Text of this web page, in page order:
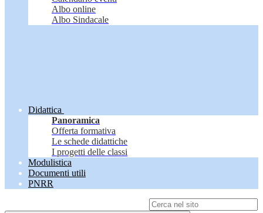
Albo online
Albo Sindacale
Didattica
Panoramica
Offerta formativa
Le schede didattiche
I progetti delle classi
Modulistica
Documenti utili
PNRR